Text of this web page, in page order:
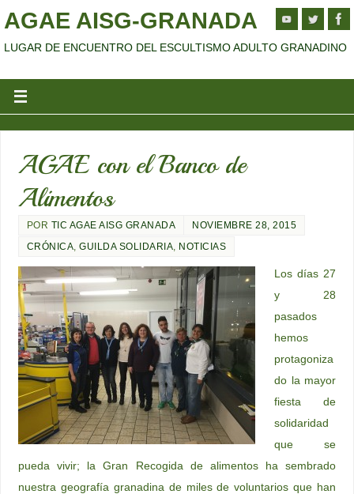
AGAE AISG-GRANADA
LUGAR DE ENCUENTRO DEL ESCULTISMO ADULTO GRANADINO
AGAE con el Banco de
Alimentos
POR TIC AGAE AISG GRANADA
NOVIEMBRE 28, 2015
CRÓNICA ,GUILDA SOLIDARIA NOTICIAS
Los días 27
y 28
pasados
hemos
protagoniza
do la mayor
fiesta de
solidaridad
que se
pueda vivir; la Gran Recogida de alimentos ha sembrado
nuestra geografía granadina de miles de voluntarios que han